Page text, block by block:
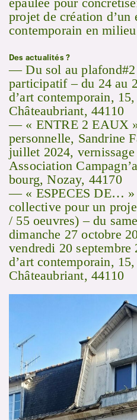
projet de création d’un
contemporain en
Des actualités ?
—Du sol au
participatif – du 24 au
d’art contemporain,
Châteaubriant, 44110
— « ENTRE 2 EAUX
personnelle, Sandrine
juillet 2024,
Association
bourg, Nozay, 44170
— « ESPECES DE… »
collective pour un
/ 55 oeuvres) – du
dimanche 27 octobre
vendredi 20
d’art contemporain,
Châteaubriant, 44110